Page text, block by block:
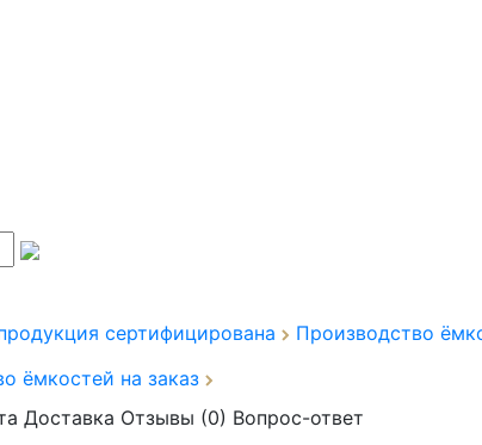
сертифицирована
Производство
ёмкостей на заказ
Доставка Отзывы (0) Вопрос-ответ